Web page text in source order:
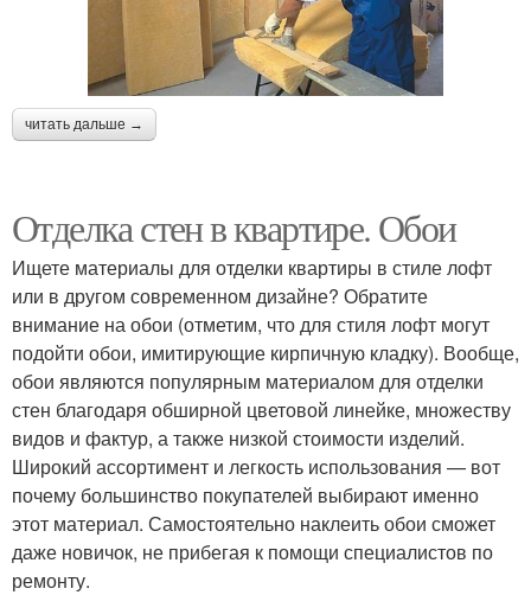
читать дальше →
Отделка стен в квартире. Обои
Ищете материалы для отделки квартиры в стиле лофт
или в другом современном дизайне? Обратите
внимание на обои (отметим, что для стиля лофт могут
подойти обои, имитирующие кирпичную кладку). Вообще,
обои являются популярным материалом для отделки
стен благодаря обширной цветовой линейке, множеству
видов и фактур, а также низкой стоимости изделий.
Широкий ассортимент и легкость использования — вот
почему большинство покупателей выбирают именно
этот материал. Самостоятельно наклеить обои сможет
даже новичок, не прибегая к помощи специалистов по
ремонту.